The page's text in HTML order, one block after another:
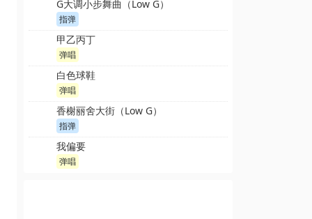
G大调小步舞曲（Low G）
指弹
甲乙丙丁
弹唱
白色球鞋
弹唱
香榭丽舍大街（Low G）
指弹
我偏要
弹唱